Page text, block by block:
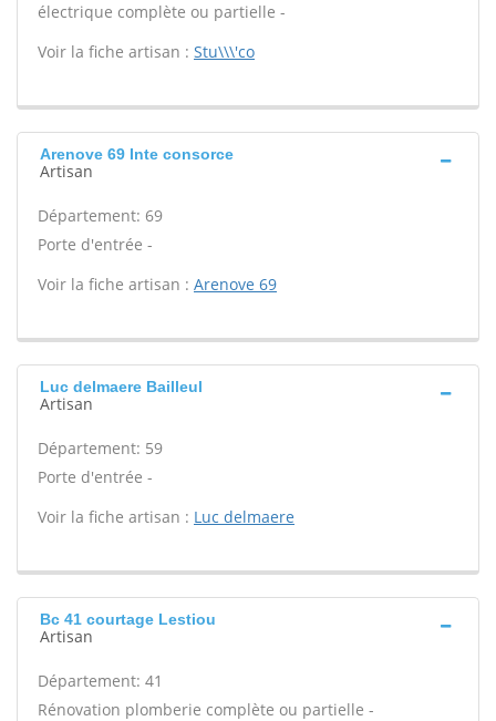
électrique complète ou partielle -
Voir la fiche artisan : Stu\\\'co
Arenove 69 Inte consorce
Artisan
Département: 69
Porte d'entrée -
Voir la fiche artisan : Arenove 69
Luc delmaere Bailleul
Artisan
Département: 59
Porte d'entrée -
Voir la fiche artisan : Luc delmaere
Bc 41 courtage Lestiou
Artisan
Département: 41
Rénovation plomberie complète ou partielle -